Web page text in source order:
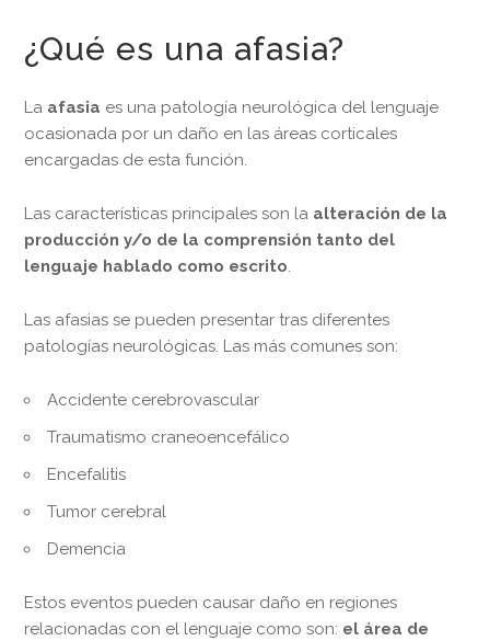
¿Qué es una afasia?
La afasia es una patología neurológica del lenguaje
ocasionada por un daño en las áreas corticales
encargadas de esta función.
Las características principales son la alteración de la
producción y/o de la comprensión tanto del
lenguaje hablado como escrito.
Las afasias se pueden presentar tras diferentes
patologías neurológicas. Las más comunes son:
Accidente cerebrovascular
Traumatismo craneoencefálico
Encefalitis
Tumor cerebral
Demencia
Estos eventos pueden causar daño en regiones
relacionadas con el lenguaje como son: el área de